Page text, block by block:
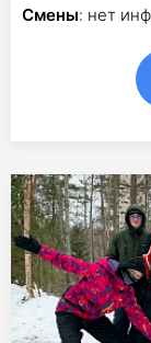
Смены: нет